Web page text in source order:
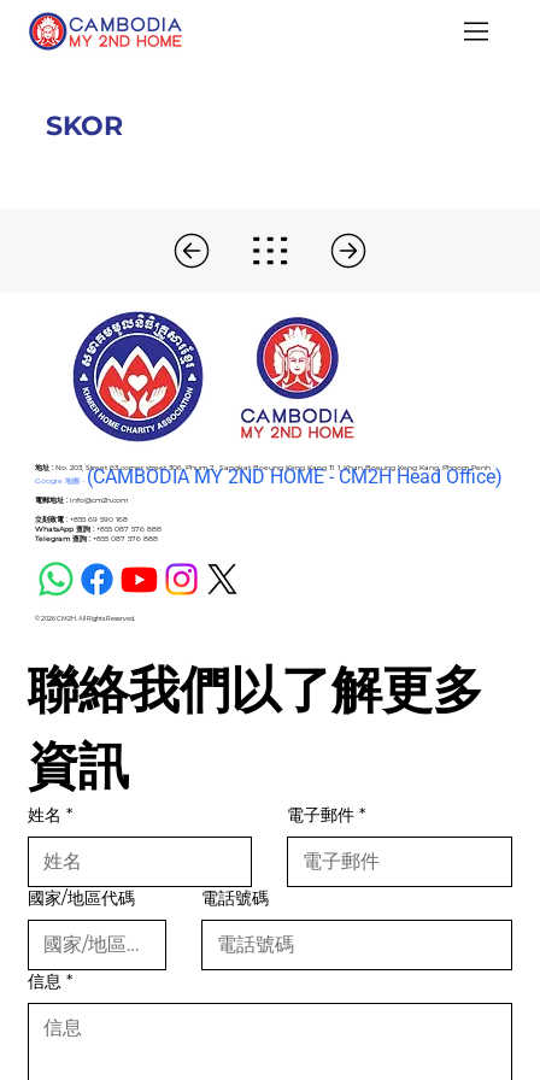
SKOR
地址 :No. 203, Street 63 corner street 306, Phum 2 , Sangkat Boeung Keng Kang Ti 1, Khan Boeung Keng Kang, Phnom Penh
Google 地圖 - (CAMBODIA MY 2ND HOME - CM2H Head Office)
電郵地址 : info@cm2h.com
立刻致電 :+855 69 590 168
WhatsApp 查詢 :+855 087 576 888
Telegram 查詢 :+855 087 576 888
© 2026 CM2H. All Rights Reserved.
聯絡我們以了解更多
資訊
姓名 * 電子郵件 *
國家/地區代碼 電話號碼
信息 *